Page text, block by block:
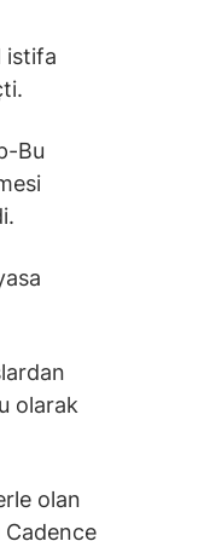
istifa
Bu
olarak
olan
Cadence